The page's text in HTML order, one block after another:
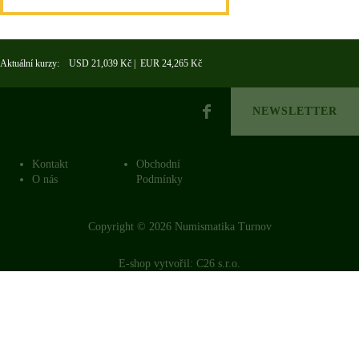
Aktuální kurzy: USD 21,039 Kč | EUR 24,265 Kč
NEWSLETTER
Kontakt
O nás
Obchodní
Podmínky
Copyright © 2026 Numismatika Turnov
E-shop vytvořil: C26 s.r.o.